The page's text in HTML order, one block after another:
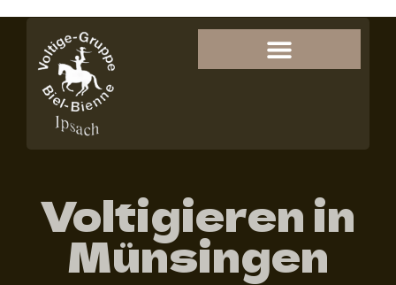
Voltigieren in
Münsingen